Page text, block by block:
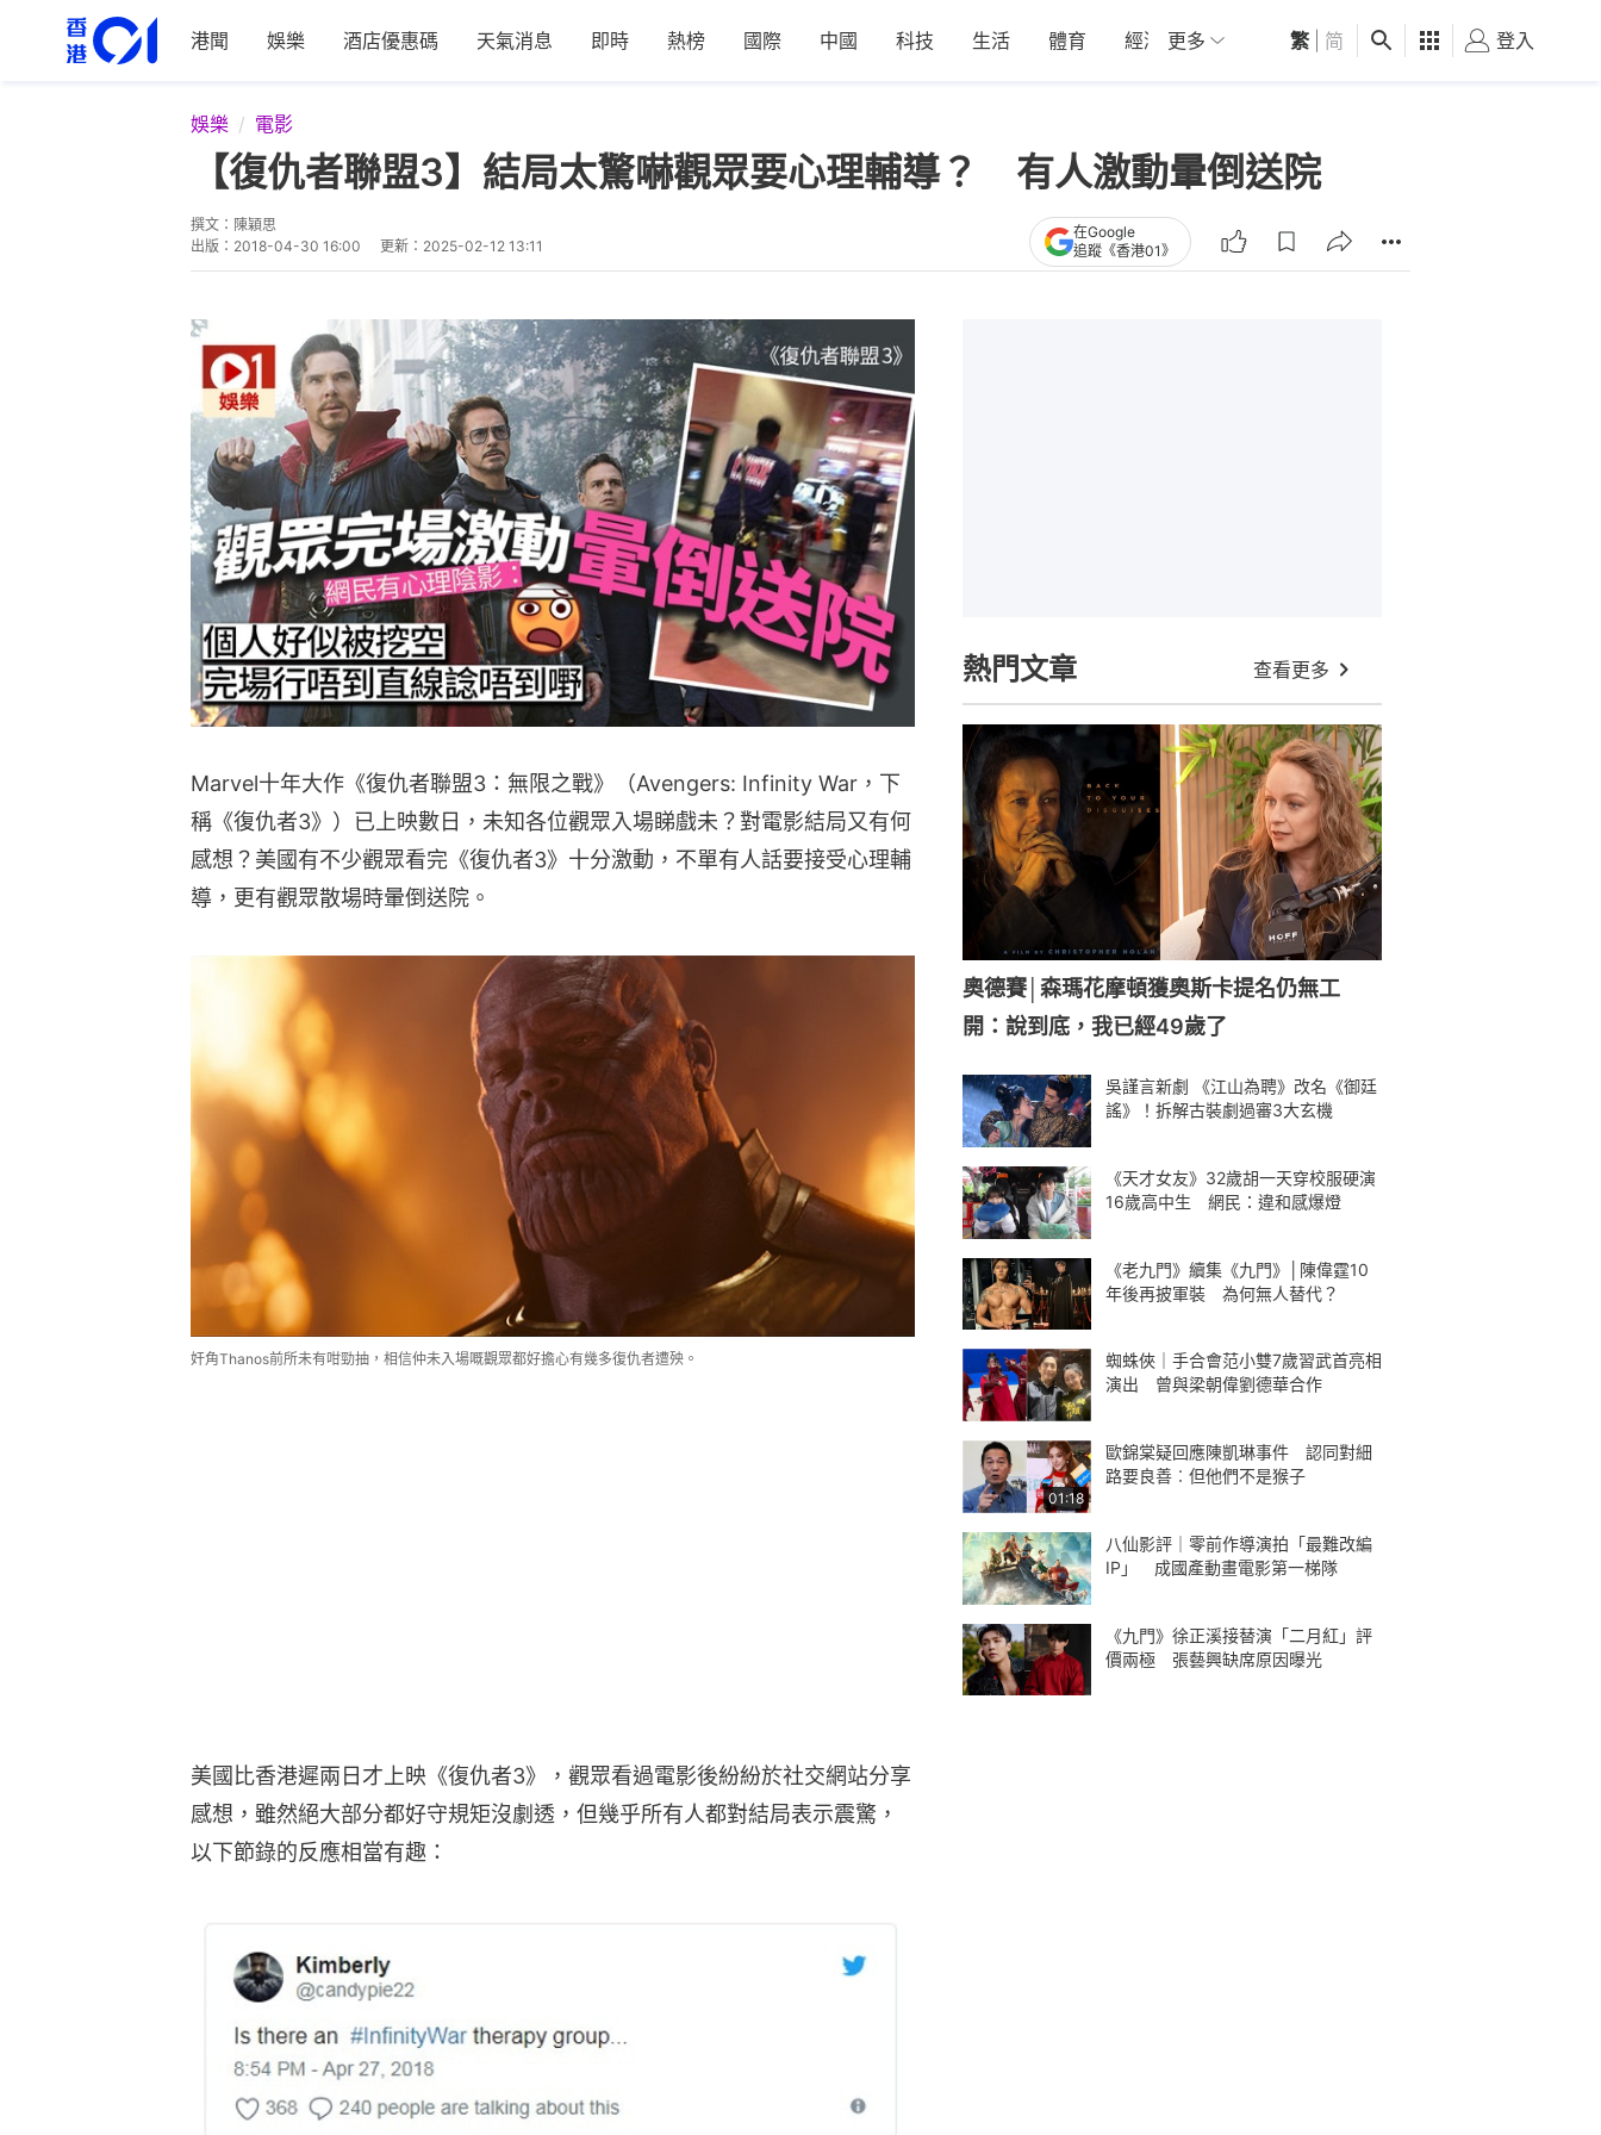
港聞 娛樂 酒店優惠碼 天氣消息 即時 熱榜 國際 中國 科技 生活 體育 經濟 01深圳 觀點 健康 好食玩飛
更多 繁 简 登入
娛樂 電影
【復仇者聯盟3】結局太驚嚇觀眾要心理輔導？ 有人激動暈倒送院
撰文： 陳穎思
出版： 2018-04-30 16:00 更新： 2025-02-12 13:11
在Google
追蹤《香港01》
Marvel十年大作《復仇者聯盟3：無限之戰》（Avengers: Infinity War，下
稱《復仇者3》）已上映數日，未知各位觀眾入場睇戲未？對電影結局又有何
感想？美國有不少觀眾看完《復仇者3》十分激動，不單有人話要接受心理輔
導，更有觀眾散場時暈倒送院。
奸角Thanos前所未有咁勁抽，相信仲未入場嘅觀眾都好擔心有幾多復仇者遭殃。
美國比香港遲兩日才上映《復仇者3》，觀眾看過電影後紛紛於社交網站分享
感想，雖然絕大部分都好守規矩沒劇透，但幾乎所有人都對結局表示震驚，
以下節錄的反應相當有趣：
熱門文章 查看更多
奧德賽│森瑪花摩頓獲奧斯卡提名仍無工
開：說到底，我已經49歲了
吳謹言新劇 《江山為聘》改名《御廷
謠》！拆解古裝劇過審3大玄機
《天才女友》32歲胡一天穿校服硬演
16歲高中生 網民：違和感爆燈
《老九門》續集《九門》│陳偉霆10
年後再披軍裝 為何無人替代？
蜘蛛俠｜手合會范小雙7歲習武首亮相
演出 曾與梁朝偉劉德華合作
01:18
歐錦棠疑回應陳凱琳事件 認同對細
路要良善︰但他們不是猴子
八仙影評｜零前作導演拍「最難改編
IP」 成國產動畫電影第一梯隊
《九門》徐正溪接替演「二月紅」評
價兩極 張藝興缺席原因曝光